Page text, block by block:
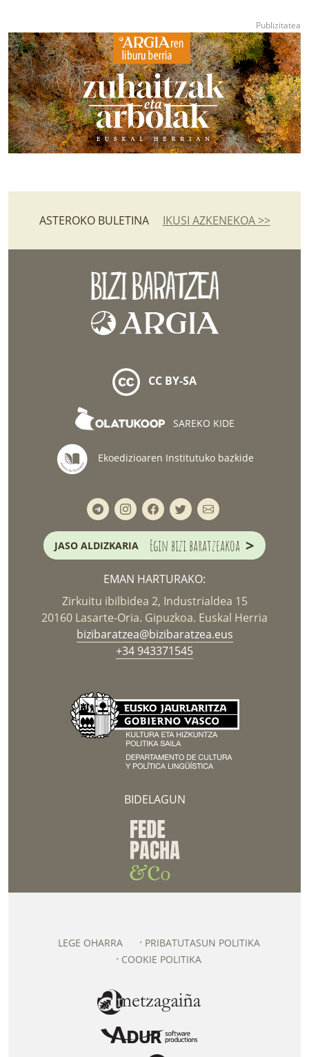
ASTEROKO BULETINA IKUSI AZKENEKOA >>
CC BY-SA
SAREKO KIDE
Ekoedizioaren Institutuko bazkide
JASO ALDIZKARIA Egin bizi baratzeakoa >
EMAN HARTURAKO:
Zirkuitu ibilbidea 2, Industrialdea 15
20160 Lasarte-Oria. Gipuzkoa. Euskal Herria
bizibaratzea@bizibaratzea.eus
+34 943371545
BIDELAGUN
LEGE OHARRA
PRIBATUTASUN POLITIKA
COOKIE POLITIKA